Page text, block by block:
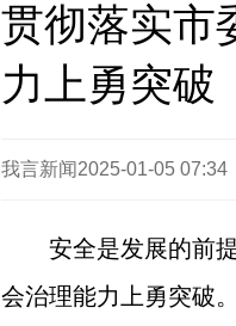
贯彻落实市
力上勇突破
我言新闻 2025-01-05 07:34
安全是发展的前
会治理能力上勇突破。